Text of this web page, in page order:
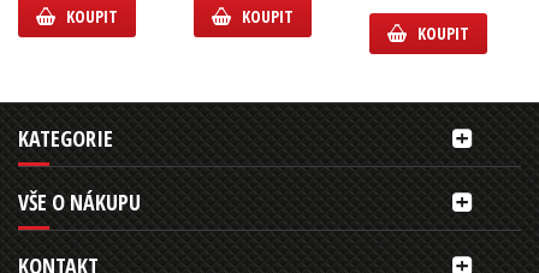
KOUPIT KOUPIT
KOUPIT
KATEGORIE
VŠE O NÁKUPU
KONTAKT